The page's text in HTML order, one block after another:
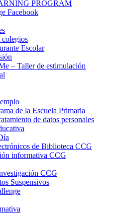
PROGRAM
Facebook
colegios
Escolar
– Taller de estimulación
de la Escuela Primaria
de datos personales
de Biblioteca CCG
informativa CCG
CCG
Suspensivos